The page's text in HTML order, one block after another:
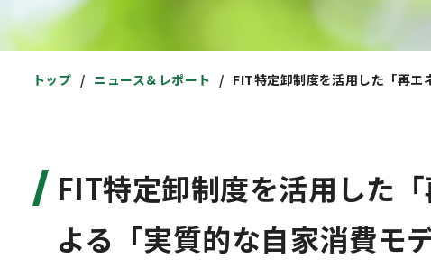
トップ ニュース＆レポート FIT特定卸制度を活用した「再エ
FIT特定卸制度を活用した
よる「実質的な自家消費モ